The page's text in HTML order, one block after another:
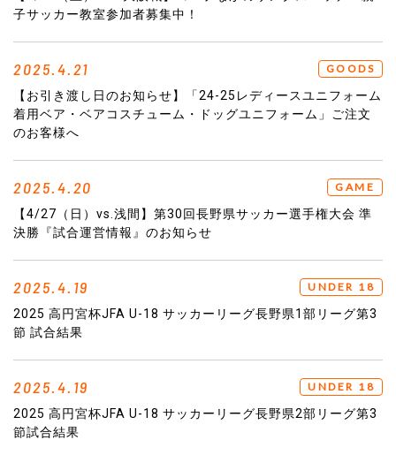
子サッカー教室参加者募集中！
2025.4.21 GOODS
【お引き渡し日のお知らせ】「24-25レディースユニフォーム
着用ベア・ベアコスチューム・ドッグユニフォーム」ご注文
のお客様へ
2025.4.20 GAME
【4/27（日）vs.浅間】第30回長野県サッカー選手権大会 準
決勝『試合運営情報』のお知らせ
2025.4.19 UNDER 18
2025 高円宮杯JFA U-18 サッカーリーグ長野県1部リーグ第3
節 試合結果
2025.4.19 UNDER 18
2025 高円宮杯JFA U-18 サッカーリーグ長野県2部リーグ第3
節試合結果